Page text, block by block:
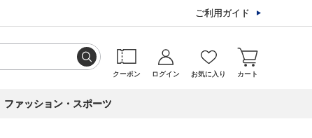
ご利用ガイド
クーポン ログイン お気に入り カート
ファッション・スポーツ